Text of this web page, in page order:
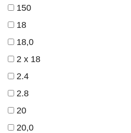
150
18
18,0
2 х 18
2.4
2.8
20
20,0